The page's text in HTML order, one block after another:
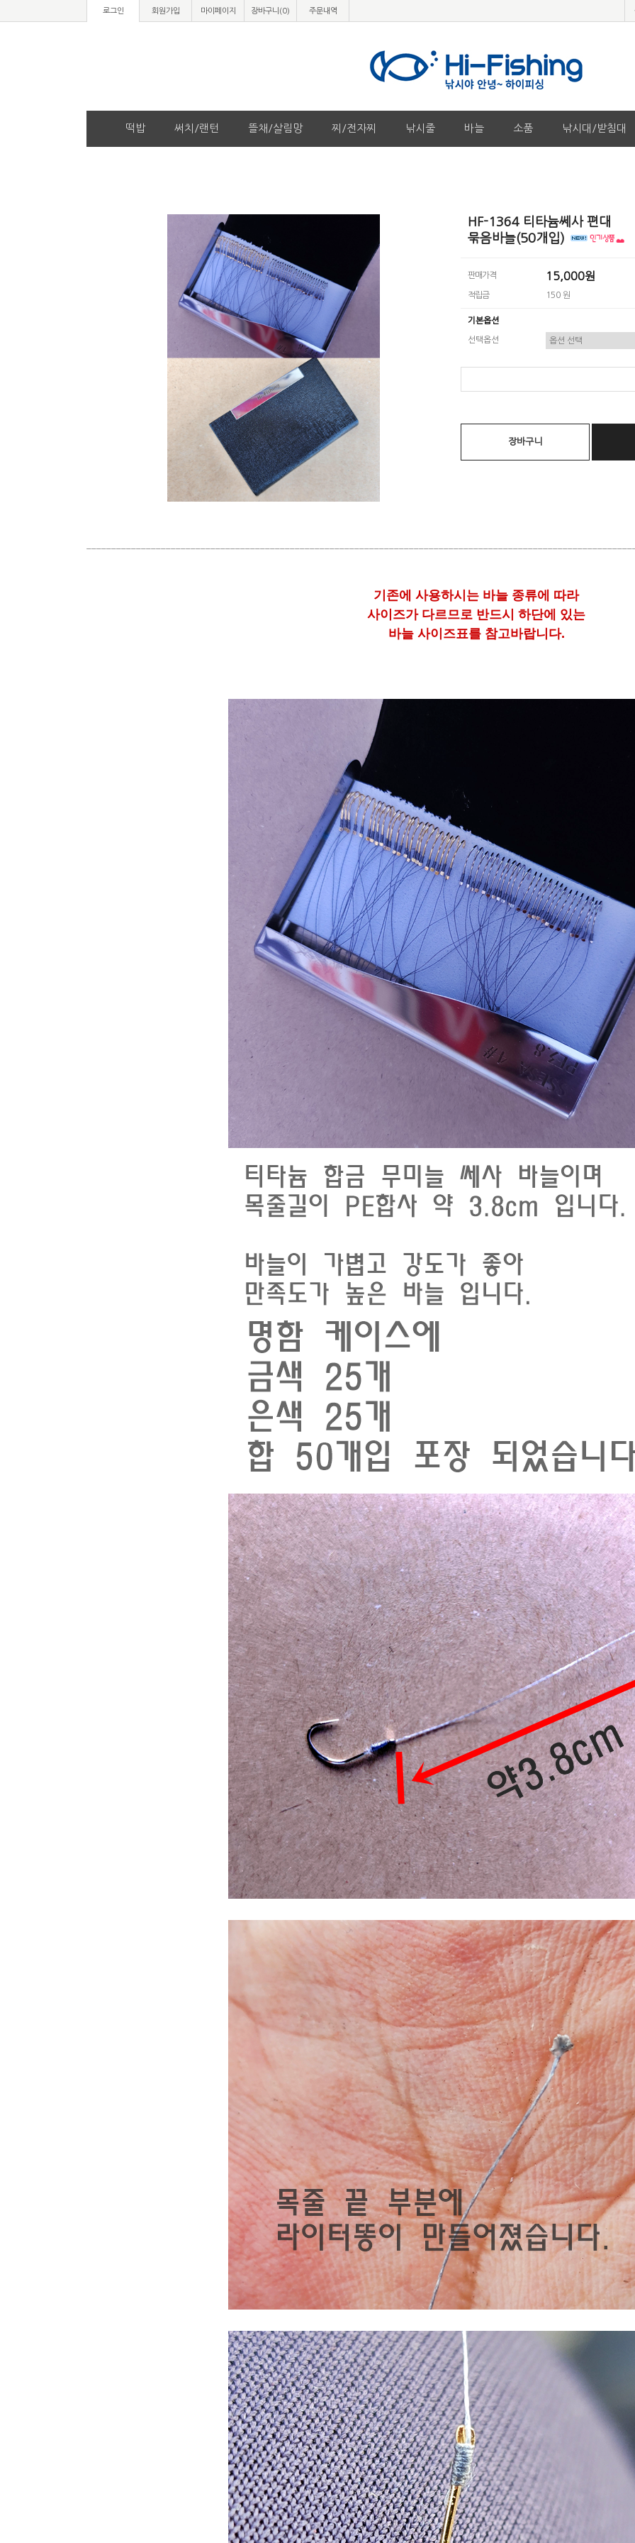
로그인 회원가입 마이페이지 장바구니(0) 주문내역
떡밥 써치/랜턴 뜰채/살림망 찌/전자찌 낚시줄 바늘 소품 낚시대/받침대
HF-1364 티타늄쎄사 편대
묶음바늘(50개입)
판매가격 15,000원
적립금 150 원
기본옵션
선택옵션
장바구니
기존에 사용하시는 바늘 종류에 따라
사이즈가 다르므로 반드시 하단에 있는
바늘 사이즈표를 참고바랍니다.